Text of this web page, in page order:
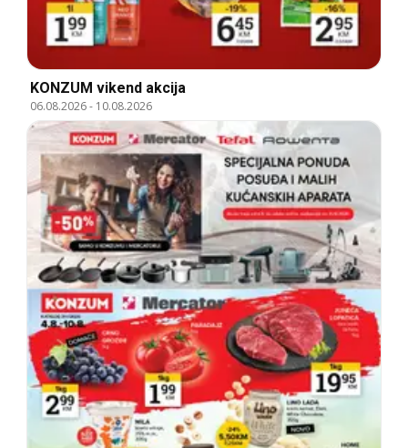
KONZUM vikend akcija
06.08.2026- 10.08.2026